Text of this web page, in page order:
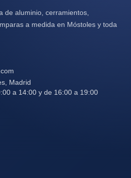
de aluminio, cerramientos,
a medida en Móstoles y toda
Madrid
a 14:00 y de 16:00 a 19:00